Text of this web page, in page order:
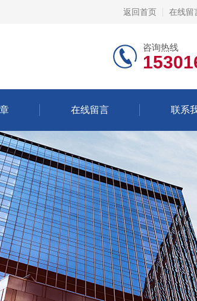
返回首页 在线留
咨询热线
在线留言 联系